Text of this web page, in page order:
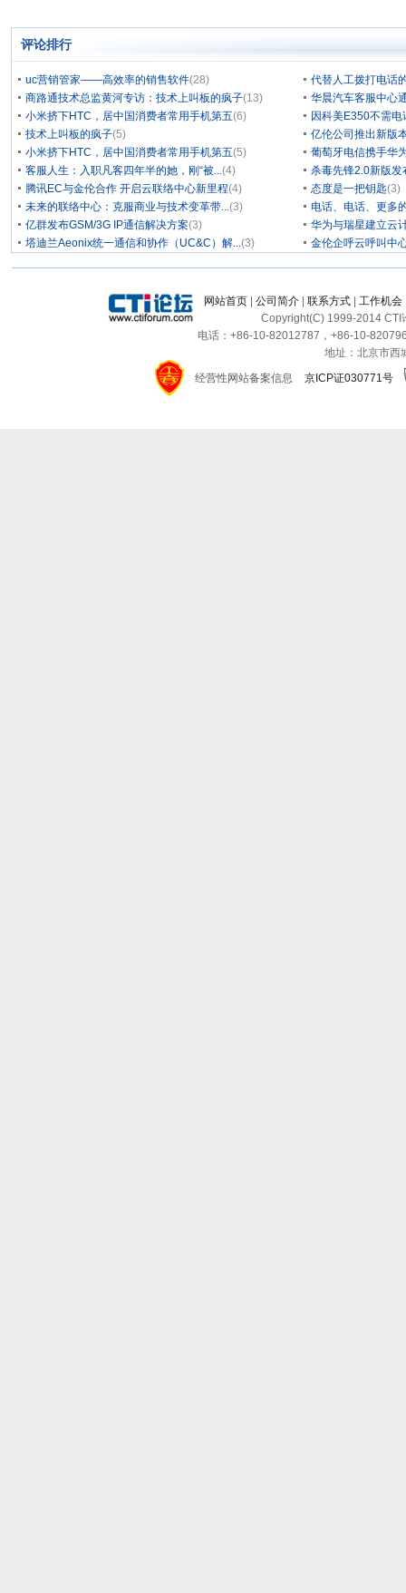
评论排行
uc营销管家——高效率的销售软件(28)
代替人工拨打电话
商路通技术总监黄河专访：技术上叫板的疯子(13)
华晨汽车客服中心
小米挤下HTC，居中国消费者常用手机第五(6)
因科美E350不需
技术上叫板的疯子(5)
亿伦公司推出新版
小米挤下HTC，居中国消费者常用手机第五(5)
葡萄牙电信携手华
客服人生：入职凡客四年半的她，刚“被...(4)
杀毒先锋2.0新版发
腾讯EC与金伦合作 开启云联络中心新里程(4) 态度是一把钥匙(3)
未来的联络中心：克服商业与技术变革带...(3)
电话、电话、更多
亿群发布GSM/3G IP通信解决方案(3)
华为与瑞星建立云
塔迪兰Aeonix统一通信和协作（UC&C）解...(3) 金伦企呼云呼叫中
网站首页 公司简介 联系方式 工作机会
Copyright(C) 1999-2014 CTI
电话：+86-10-82012787，+86-10-
地址：北京市西
经营性网站备案信息
京ICP证030771号